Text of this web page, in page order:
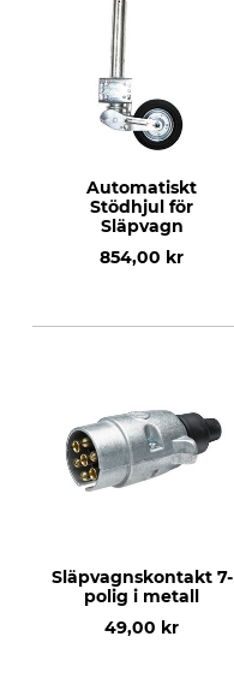
Automatiskt
Stödhjul för
Släpvagn
854,00 kr
Släpvagnskontakt 7-
polig i metall
49,00 kr